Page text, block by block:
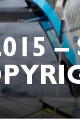
Mathilde